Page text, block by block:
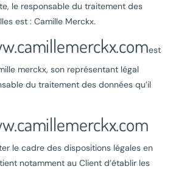
le responsable du traitement des
est : Camille Merckx.
est
merckx, son représentant légal
du traitement des données qu’il
le cadre des dispositions légales en
notamment au Client d’établir les